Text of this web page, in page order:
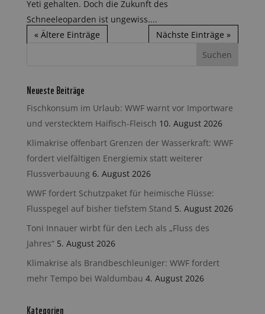
Yeti gehalten. Doch die Zukunft des
Schneeleoparden ist ungewiss....
« Ältere Einträge
Nächste Einträge »
Neueste Beiträge
Fischkonsum im Urlaub: WWF warnt vor Importware
und verstecktem Haifisch-Fleisch 10. August 2026
Klimakrise offenbart Grenzen der Wasserkraft: WWF
fordert vielfältigen Energiemix statt weiterer
Flussverbauung 6. August 2026
WWF fordert Schutzpaket für heimische Flüsse:
Flusspegel auf bisher tiefstem Stand 5. August 2026
Toni Innauer wirbt für den Lech als „Fluss des
Jahres“ 5. August 2026
Klimakrise als Brandbeschleuniger: WWF fordert
mehr Tempo bei Waldumbau 4. August 2026
Kategorien